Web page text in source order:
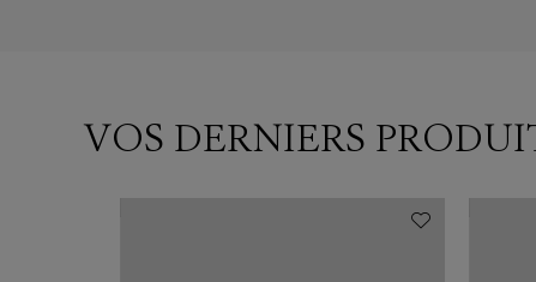
VOS DERNIERS